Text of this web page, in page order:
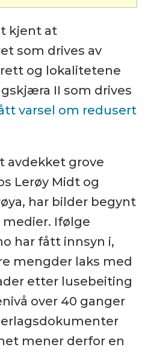
kjent at
som drives av
og lokalitetene
II som drives
varsel om redusert
avdekket grove
Lerøy Midt og
har bilder begynt
medier. Ifølge
har fått innsyn i,
mengder laks med
etter lusebeiting
over 40 ganger
mener derfor en